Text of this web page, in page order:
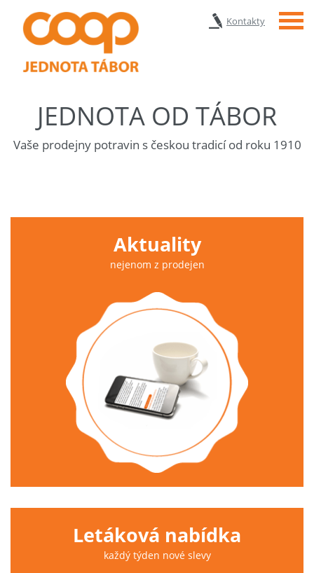
Kontakty Menu
JEDNOTA OD TÁBOR
Vaše prodejny potravin s českou tradicí od roku 1910
Aktuality
nejenom z prodejen
Letáková nabídka
každý týden nové slevy